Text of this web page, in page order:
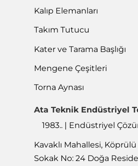
Kalıp Elemanları
Takım Tutucu
Kater ve Tarama Başlığı
Mengene Çeşitleri
Torna Aynası
Ata Teknik Endüstriyel
1983.. | Endüstriyel
Kavaklı Mahallesi,
Sokak No: 24 Doğa